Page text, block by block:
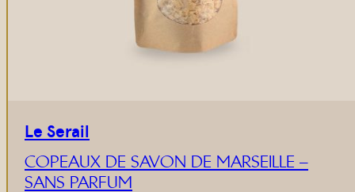
Le Serail
COPEAUX DE SAVON DE MARSEILLE –
SANS PARFUM